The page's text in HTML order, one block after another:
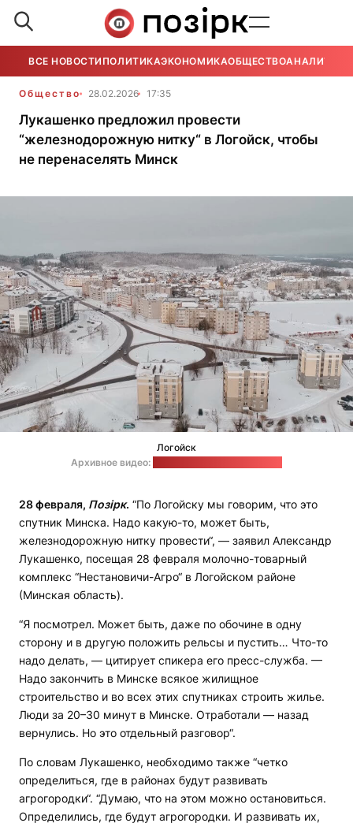
ВСЕ НОВОСТИ ПОЛИТИКАЭКОНОМИКАОБЩЕСТВОАНАЛИТИКА
Общество 28.02.2026 17:35
Лукашенко предложил провести
“железнодорожную нитку“ в Логойск, чтобы
не перенаселять Минск
Логойск
Архивное видео:
28 февраля, Позірк. “По Логойску мы говорим, что это
спутник Минска. Надо какую-то, может быть,
железнодорожную нитку провести“, — заявил Александр
Лукашенко, посещая 28 февраля молочно-товарный
комплекс “Нестановичи-Агро“ в Логойском районе
(Минская область).
“Я посмотрел. Может быть, даже по обочине в одну
сторону и в другую положить рельсы и пустить… Что-то
надо делать, — цитирует спикера его пресс-служба. —
Надо закончить в Минске всякое жилищное
строительство и во всех этих спутниках строить жилье.
Люди за 20–30 минут в Минске. Отработали — назад
вернулись. Но это отдельный разговор“.
По словам Лукашенко, необходимо также “четко
определиться, где в районах будут развивать
агрогородки“. “Думаю, что на этом можно остановиться.
Определились, где будут агрогородки. И развивать их,